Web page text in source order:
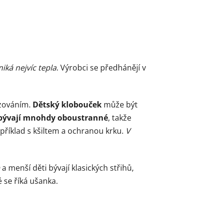
nejvíc tepla. Výrobci se předhánějí v
Dětský klobouček může být
mnohdy oboustranné, takže
s kšiltem a ochranou krku. V
a menší děti bývají klasických střihů,
říká ušanka.